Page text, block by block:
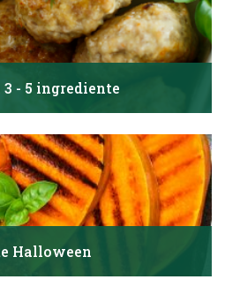
3 - 5 ingrediente
Halloween